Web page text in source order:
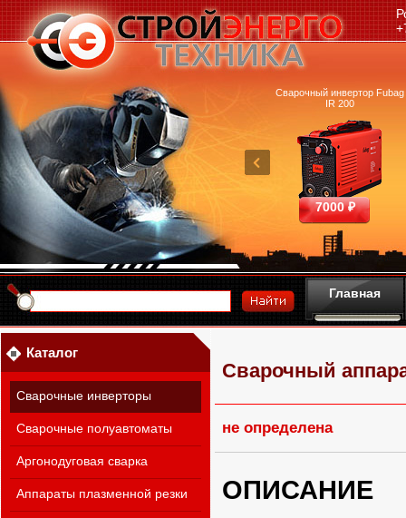
аппарат Ресанта
САИПА-200 ММА
25390 ₽
Машина термической резки
FUBAG INCUT10
460700 ₽
Сварочный инвертор Fubag
IR 200
7000 ₽
Главная
Каталог
Сварочные инверторы
Сварочные полуавтоматы
Аргонодуговая сварка
Аппараты плазменной резки
Сварочный
не определена
ОПИСАНИЕ